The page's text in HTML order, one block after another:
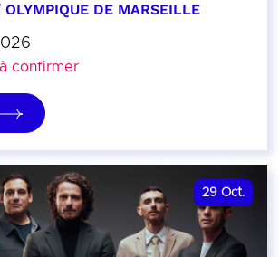
DE MARSEILLE
confirmer
29 Oct.